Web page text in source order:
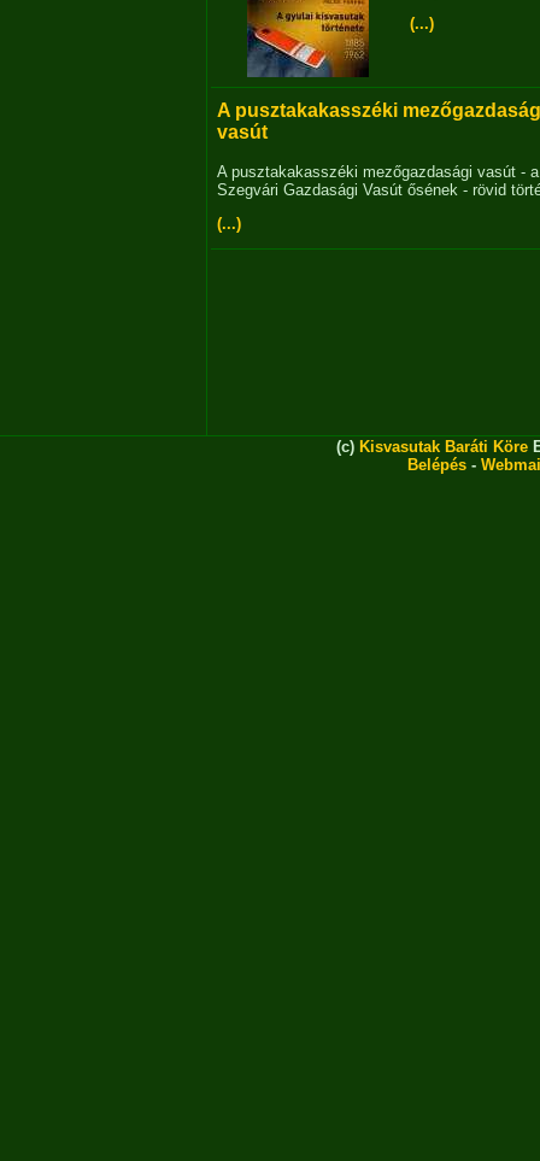
(...)
A pusztakakasszéki
vasút
A pusztakakasszéki mezőgazdasági vasút - a
Szegvári Gazdasági Vasút ősének - rövid
(...)
(c) Kisvasutak Baráti Köre
Belépés -